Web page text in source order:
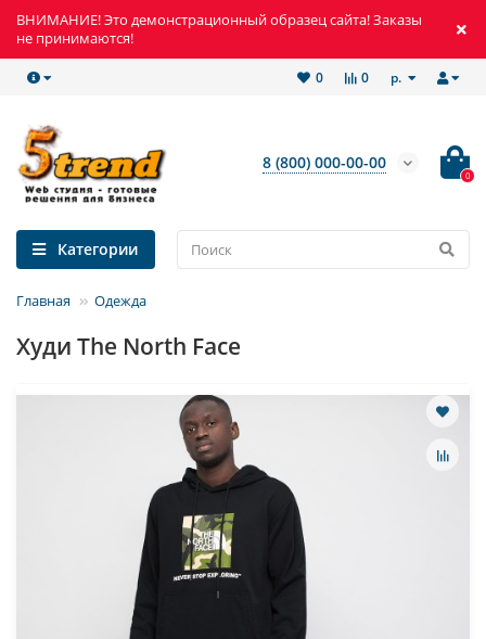
ВНИМАНИЕ! Это демонстрационный образец сайта! Заказы
не принимаются!
р.
0
0
8 (800) 000-00-00
0
Категории
Главная Одежда
Худи The North Face